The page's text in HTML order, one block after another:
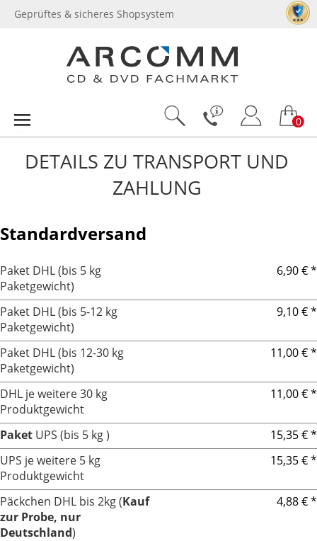
Geprüftes & sicheres Shopsystem
0
DETAILS ZU TRANSPORT UND
ZAHLUNG
Standardversand
Paket DHL (bis 5 kg
Paketgewicht)
6,90 € *
Paket DHL (bis 5-12 kg
Paketgewicht)
9,10 € *
Paket DHL (bis 12-30 kg
Paketgewicht)
11,00 € *
DHL je weitere 30 kg
Produktgewicht
11,00 € *
Paket UPS (bis 5 kg )
15,35 € *
UPS je weitere 5 kg
Produktgewicht
15,35 € *
Päckchen DHL bis 2kg (Kauf
zur Probe, nur
Deutschland)
4,88 € *